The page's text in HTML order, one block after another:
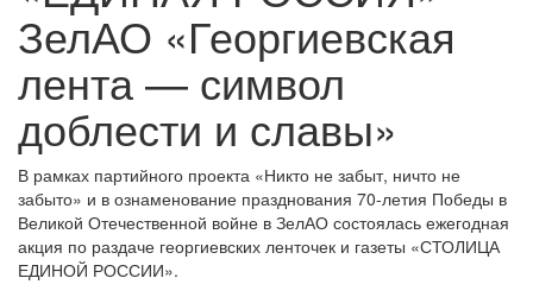
ЗелАО «Георгиевская
лента — символ
доблести и славы»
В рамках партийного проекта «Никто не забыт, ничто не
забыто» и в ознаменование празднования 70-летия Победы в
Великой Отечественной войне в ЗелАО состоялась ежегодная
акция по раздаче георгиевских ленточек и газеты «СТОЛИЦА
ЕДИНОЙ РОССИИ».